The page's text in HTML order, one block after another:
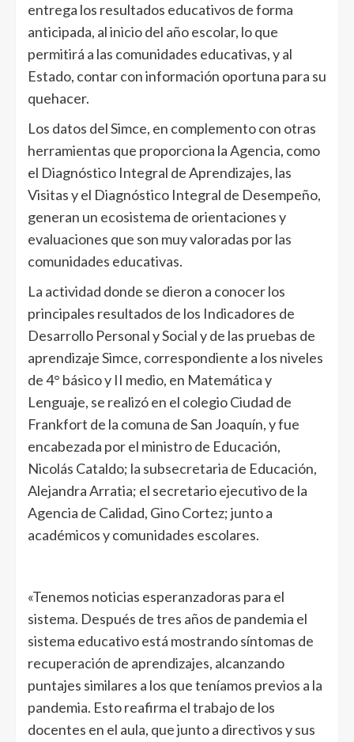
entrega los resultados educativos de forma
anticipada, al inicio del año escolar, lo que
permitirá a las comunidades educativas, y al
Estado, contar con información oportuna para su
quehacer.
Los datos del Simce, en complemento con otras
herramientas que proporciona la Agencia, como
el Diagnóstico Integral de Aprendizajes, las
Visitas y el Diagnóstico Integral de Desempeño,
generan un ecosistema de orientaciones y
evaluaciones que son muy valoradas por las
comunidades educativas.
La actividad donde se dieron a conocer los
principales resultados de los Indicadores de
Desarrollo Personal y Social y de las pruebas de
aprendizaje Simce, correspondiente a los niveles
de 4° básico y II medio, en Matemática y
Lenguaje, se realizó en el colegio Ciudad de
Frankfort de la comuna de San Joaquín, y fue
encabezada por el ministro de Educación,
Nicolás Cataldo; la subsecretaria de Educación,
Alejandra Arratia; el secretario ejecutivo de la
Agencia de Calidad, Gino Cortez; junto a
académicos y comunidades escolares.
«Tenemos noticias esperanzadoras para el
sistema. Después de tres años de pandemia el
sistema educativo está mostrando síntomas de
recuperación de aprendizajes, alcanzando
puntajes similares a los que teníamos previos a la
pandemia. Esto reafirma el trabajo de los
docentes en el aula, que junto a directivos y sus